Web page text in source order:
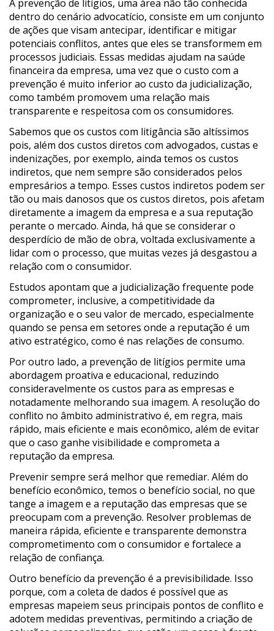
A prevenção de litígios, uma área não tão conhecida
dentro do cenário advocatício, consiste em um conjunto
de ações que visam antecipar, identificar e mitigar
potenciais conflitos, antes que eles se transformem em
processos judiciais. Essas medidas ajudam na saúde
financeira da empresa, uma vez que o custo com a
prevenção é muito inferior ao custo da judicialização,
como também promovem uma relação mais
transparente e respeitosa com os consumidores.
Sabemos que os custos com litigância são altíssimos
pois, além dos custos diretos com advogados, custas e
indenizações, por exemplo, ainda temos os custos
indiretos, que nem sempre são considerados pelos
empresários a tempo. Esses custos indiretos podem ser
tão ou mais danosos que os custos diretos, pois afetam
diretamente a imagem da empresa e a sua reputação
perante o mercado. Ainda, há que se considerar o
desperdício de mão de obra, voltada exclusivamente a
lidar com o processo, que muitas vezes já desgastou a
relação com o consumidor.
Estudos apontam que a judicialização frequente pode
comprometer, inclusive, a competitividade da
organização e o seu valor de mercado, especialmente
quando se pensa em setores onde a reputação é um
ativo estratégico, como é nas relações de consumo.
Por outro lado, a prevenção de litígios permite uma
abordagem proativa e educacional, reduzindo
consideravelmente os custos para as empresas e
notadamente melhorando sua imagem. A resolução do
conflito no âmbito administrativo é, em regra, mais
rápido, mais eficiente e mais econômico, além de evitar
que o caso ganhe visibilidade e comprometa a
reputação da empresa.
Prevenir sempre será melhor que remediar. Além do
benefício econômico, temos o benefício social, no que
tange a imagem e a reputação das empresas que se
preocupam com a prevenção. Resolver problemas de
maneira rápida, eficiente e transparente demonstra
comprometimento com o consumidor e fortalece a
relação de confiança.
Outro benefício da prevenção é a previsibilidade. Isso
porque, com a coleta de dados é possível que as
empresas mapeiem seus principais pontos de conflito e
adotem medidas preventivas, permitindo a criação de